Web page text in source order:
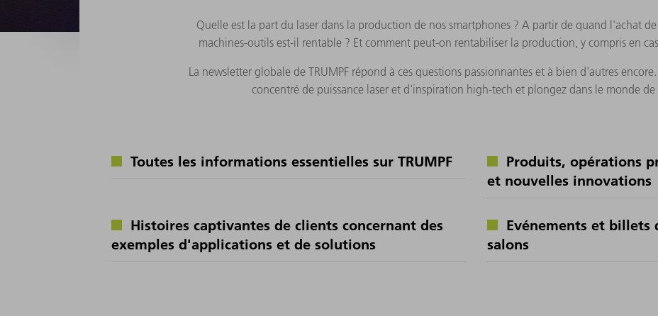
Quelle est la part du laser dans la production de nos smartphones ? A partir de quand l'achat
machines-outils est-il rentable ? Et comment peut-on rentabiliser la production, y compris en
La newsletter globale de TRUMPF répond à ces questions passionnantes et à bien d'autres
concentré de puissance laser et d'inspiration high-tech et plongez dans le monde
Toutes les informations essentielles sur TRUMPF
Produits, opérations
et nouvelles innovations
Histoires captivantes de clients concernant des
exemples d'applications et de solutions
Evénements et
salons